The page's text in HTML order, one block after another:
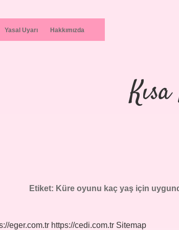
Yasal Uyarı Hakkımızda
Etiket: Küre oyunu kaç yaş için
eger.com.tr https://cedi.com.tr Sitemap